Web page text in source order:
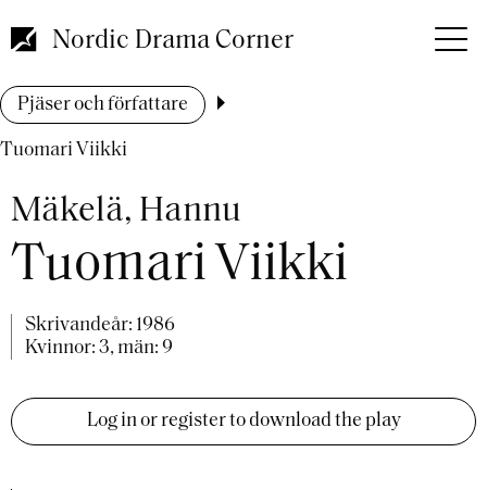
till
huvudinnehåll
Nordic Drama Corner
Länkstig
Pjäser och författare
Tuomari Viikki
Mäkelä, Hannu
Tuomari Viikki
Skrivandeår: 1986
Kvinnor: 3, män: 9
Log in or register to download the play